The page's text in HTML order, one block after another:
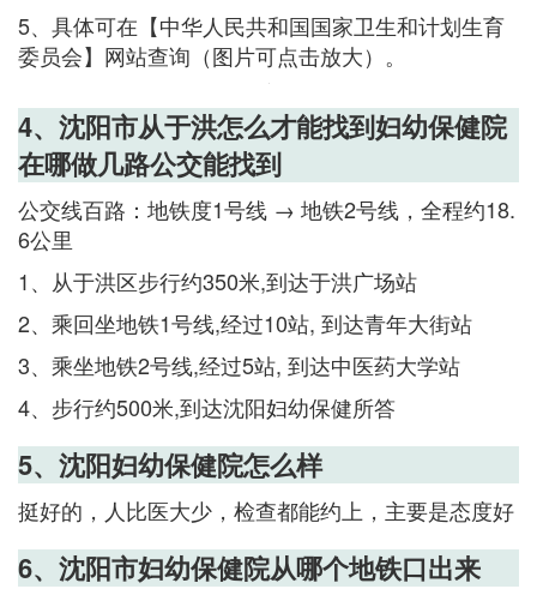
5、具体可在【中华人民共和国国家卫生和计划生育
委员会】网站查询（图片可点击放大）。
4、沈阳市从于洪怎么才能找到妇幼保健院
在哪做几路公交能找到
公交线百路：地铁度1号线 → 地铁2号线，全程约18.
6公里
1、从于洪区步行约350米,到达于洪广场站
2、乘回坐地铁1号线,经过10站, 到达青年大街站
3、乘坐地铁2号线,经过5站, 到达中医药大学站
4、步行约500米,到达沈阳妇幼保健所答
5、沈阳妇幼保健院怎么样
挺好的，人比医大少，检查都能约上，主要是态度好
6、沈阳市妇幼保健院从哪个地铁口出来